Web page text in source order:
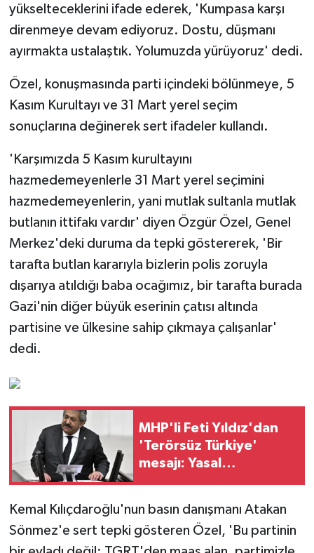
yükselteceklerini ifade ederek, 'Kumpasa karşı
direnmeye devam ediyoruz. Dostu, düşmanı
ayırmakta ustalaştık. Yolumuzda yürüyoruz' dedi.
Özel, konuşmasında parti içindeki bölünmeye, 5
Kasım Kurultayı ve 31 Mart yerel seçim
sonuçlarına değinerek sert ifadeler kullandı.
'Karşımızda 5 Kasım kurultayını
hazmedemeyenlerle 31 Mart yerel seçimini
hazmedemeyenlerin, yani mutlak sultanla mutlak
butlanın ittifakı vardır' diyen Özgür Özel, Genel
Merkez'deki duruma da tepki göstererek, 'Bir
tarafta butlan kararıyla bizlerin polis zoruyla
dışarıya atıldığı baba ocağımız, bir tarafta burada
Gazi'nin diğer büyük eserinin çatısı altında
partisine ve ülkesine sahip çıkmaya çalışanlar'
dedi.
MHP'li Feti Yıldız'dan
'Terörsüz Türkiye'
mesajı: Yasal
Kemal Kılıçdaroğlu'nun basın danışmanı Atakan
Sönmez'e sert tepki gösteren Özel, 'Bu partinin